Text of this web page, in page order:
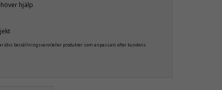
hjälp
(dvs beställningsvaror)eller produkter som anpassats efter kundens